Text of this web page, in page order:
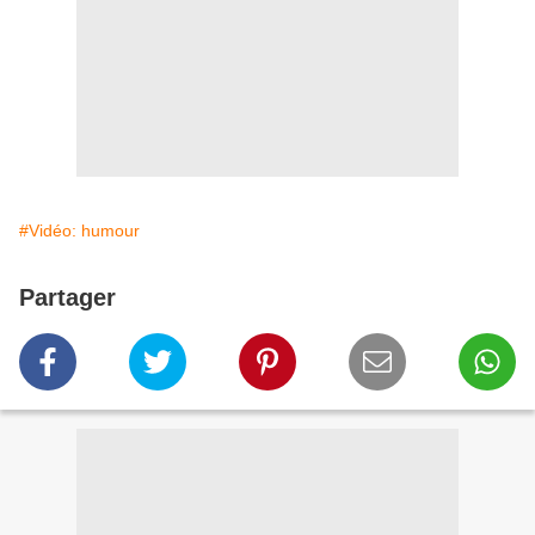
#Vidéo: humour
Partager